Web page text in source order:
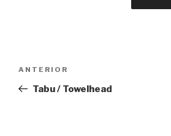
Post
Anterior
ANTERIOR
Tabu / Towelhead